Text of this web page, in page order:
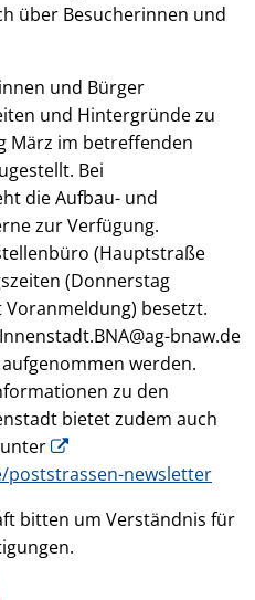
über Besucherinnen und
und Bürger
und Hintergründe zu
März im betreffenden
Bei
die Aufbau- und
zur Verfügung.
(Hauptstraße
(Donnerstag
besetzt.
bnaw.de
aufgenommen werden.
zu den
bietet zudem auch
poststrassen-newsletter
bitten um Verständnis für